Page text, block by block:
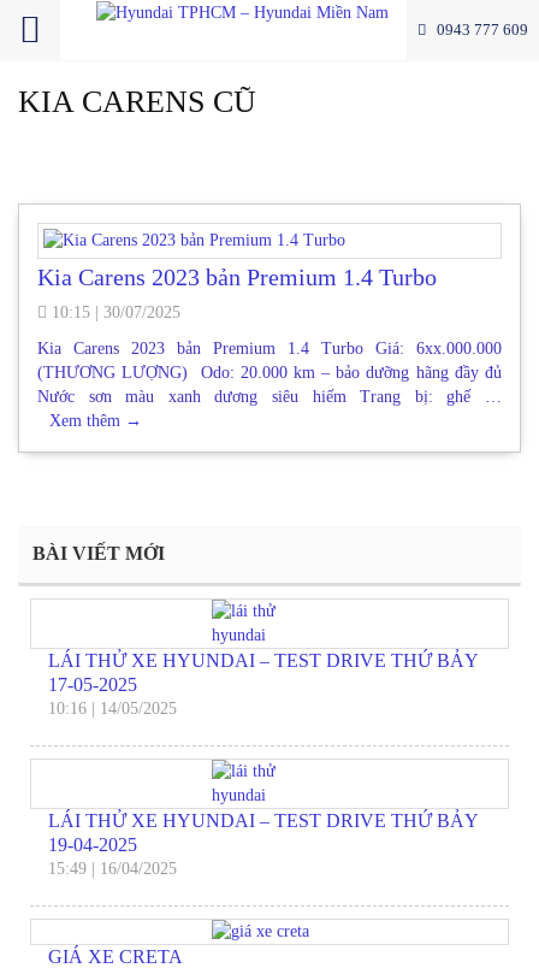
0943 777 609
KIA CARENS CŨ
Kia Carens 2023 bản Premium 1.4 Turbo
10:15
30/07/2025
Kia Carens 2023 bản Premium 1.4 Turbo Giá: 6xx.000.000
(THƯƠNG LƯỢNG) Odo: 20.000 km – bảo dưỡng hãng đầy đủ
Nước sơn màu xanh dương siêu hiếm Trang bị: ghế …
Xem thêm →
BÀI VIẾT MỚI
LÁI THỬ XE HYUNDAI – TEST DRIVE THỨ BẢY
17-05-2025
10:16 14/05/2025
LÁI THỬ XE HYUNDAI – TEST DRIVE THỨ BẢY
19-04-2025
15:49 16/04/2025
GIÁ XE CRETA